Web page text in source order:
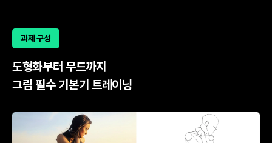
과제 구성
도형화부터 무드까지
그림 필수 기본기 트레이닝